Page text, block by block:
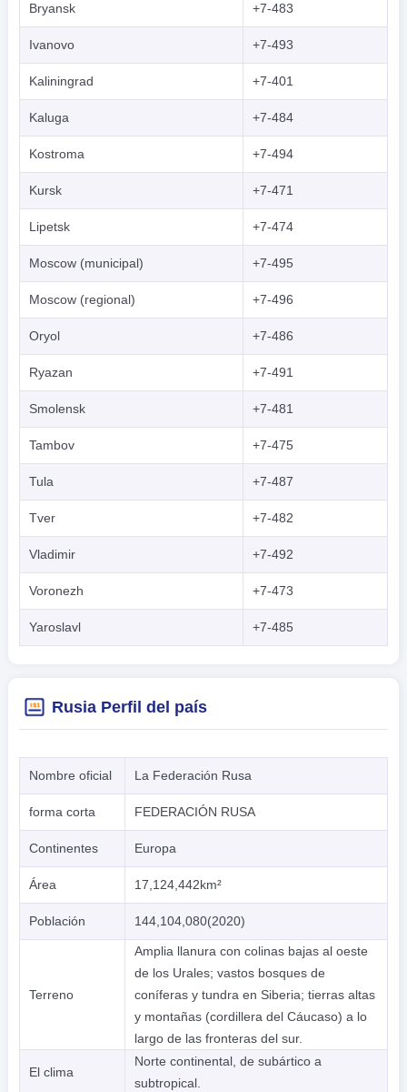
Bryansk +7-483
Ivanovo +7-493
Kaliningrad +7-401
Kaluga +7-484
Kostroma +7-494
Kursk +7-471
Lipetsk +7-474
Moscow (municipal) +7-495
Moscow (regional) +7-496
Oryol +7-486
Ryazan +7-491
Smolensk +7-481
Tambov +7-475
Tula +7-487
Tver +7-482
Vladimir +7-492
Voronezh +7-473
Yaroslavl +7-485
Rusia Perfil del país
Nombre oficial La Federación Rusa
forma corta FEDERACIÓN RUSA
Continentes Europa
Área 17,124,442km²
Población 144,104,080(2020)
Terreno
Amplia llanura con colinas bajas al oeste
de los Urales; vastos bosques de
coníferas y tundra en Siberia; tierras altas
y montañas (cordillera del Cáucaso) a lo
largo de las fronteras del sur.
El clima
Norte continental, de subártico a
subtropical.